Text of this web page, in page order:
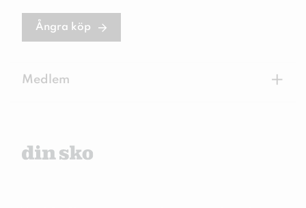
Ångra köp
Medlem +